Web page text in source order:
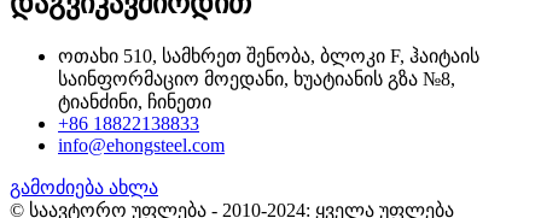
ოთახი 510, სამხრეთ შენობა, ბლოკი F, ჰაიტაის
საინფორმაციო მოედანი, ხუატიანის გზა №8,
ტიანძინი, ჩინეთი
+86 18822138833
info@ehongsteel.com
გამოძიება ახლა
© საავტორო უფლება - 2010-2024: ყველა უფლება